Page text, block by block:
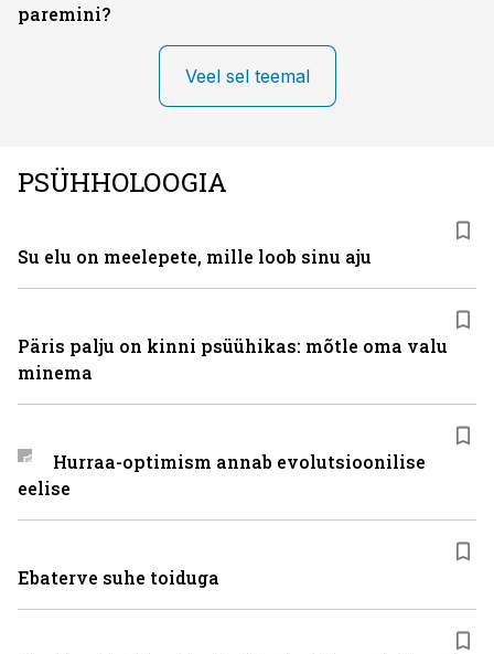
paremini?
Veel sel teemal
PSÜHHOLOOGIA
Su elu on meelepete, mille loob sinu aju
Päris palju on kinni psüühikas: mõtle oma valu
minema
Hurraa-optimism annab evolutsioonilise
eelise
Ebaterve suhe toiduga